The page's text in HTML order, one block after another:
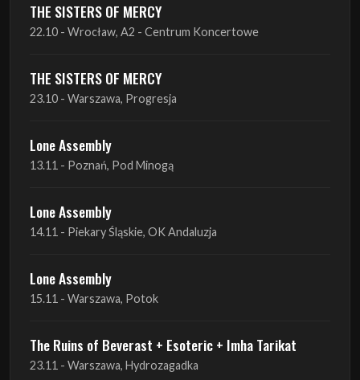
THE SISTERS OF MERCY
22.10 - Wrocław, A2 - Centrum Koncertowe
THE SISTERS OF MERCY
23.10 - Warszawa, Progresja
Lone Assembly
13.11 - Poznań, Pod Minogą
Lone Assembly
14.11 - Piekary Śląskie, OK Andaluzja
Lone Assembly
15.11 - Warszawa, Potok
The Ruins of Beverast + Esoteric + Imha Tarikat
23.11 - Warszawa, Hydrozagadka